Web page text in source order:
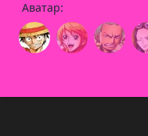
Аватар: